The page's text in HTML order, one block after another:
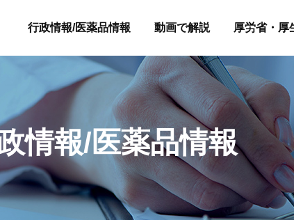
行政情報/医薬品情報 動画で解説 厚労省・厚
情報/医薬品情報